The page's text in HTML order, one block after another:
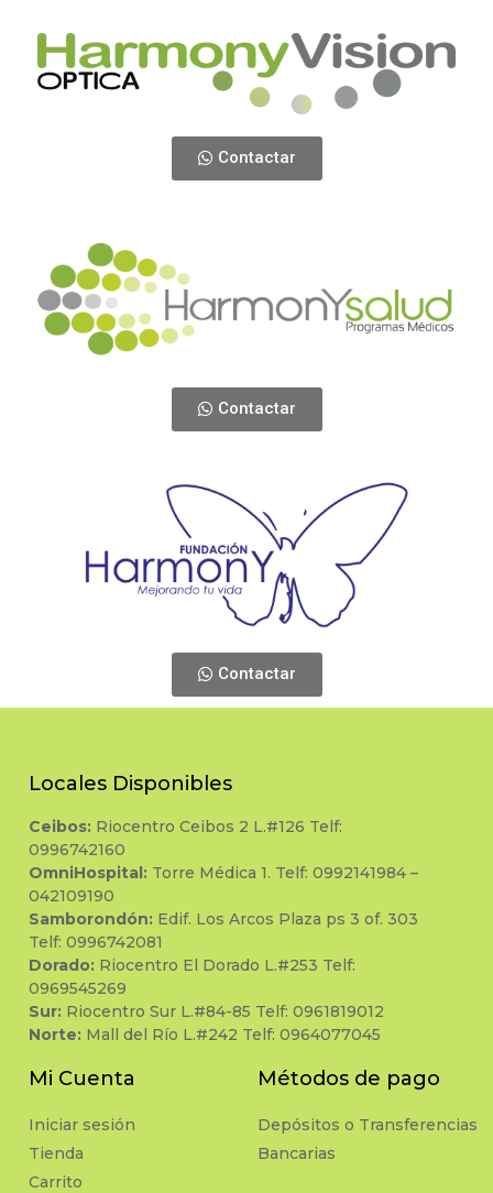
Contactar
Contactar
Contactar
Locales Disponibles
Ceibos: Riocentro Ceibos 2 L.#126 Telf:
0996742160
OmniHospital: Torre Médica 1. Telf: 0992141984 –
042109190
Samborondón: Edif. Los Arcos Plaza ps 3 of. 303
Telf: 0996742081
Dorado: Riocentro El Dorado L.#253 Telf:
0969545269
Sur: Riocentro Sur L.#84-85 Telf: 0961819012
Norte: Mall del Río L.#242 Telf: 0964077045
Mi Cuenta
Iniciar sesión
Tienda
Carrito
Métodos de pago
Depósitos o Transferencias
Bancarias